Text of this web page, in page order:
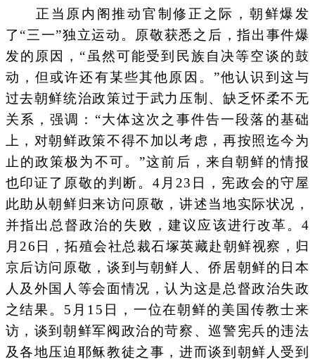
正当原内阁推动官制修正之际，朝鲜爆发
了“三一”独立运动。原敬获悉之后，指出事件爆
发的原因，“虽然可能受到民族自决等空谈的鼓
动，但或许还有某些其他原因。”他认识到这与
过去朝鲜统治政策过于武力压制、缺乏怀柔不无
关系，强调：“大体这次之事件告一段落的基础
上，对朝鲜政策不得不加以考虑，再按照迄今为
止的政策极为不可。”这前后，来自朝鲜的情报
也印证了原敬的判断。4月23日，宪政会的守屋
此助从朝鲜归来访问原敬，讲述当地实际状况，
并指出总督政治的失败，建议应该进行改革。4
月26日，拓殖会社总裁石塚英藏赴朝鲜视察，归
京后访问原敬，谈到与朝鲜人、侨居朝鲜的日本
人及外国人等会面情况，认为这是总督政治失政
之结果。5月15日，一位在朝鲜的美国传教士来
访，谈到朝鲜军阀政治的苛察、巡警宪兵的违法
及各地压迫耶稣教徒之事，进而谈到朝鲜人受到